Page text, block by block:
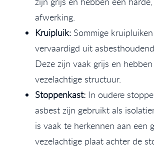
afwerking.
Kruipluik: Sommige
vervaardigd uit
Deze zijn vaak grijs en
vezelachtige structuur.
Stoppenkast: In oudere
asbest zijn gebruikt als
is vaak te herkennen aan een
vezelachtige plaat achter de